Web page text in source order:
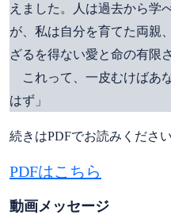
えました。人は過去から学
が、私は自分を育てた両親
ざるを得ない愛と命の有限
これって、一皮むけばあ
はず」
続きはPDFでお読みください
PDFはこちら
動画メッセージ